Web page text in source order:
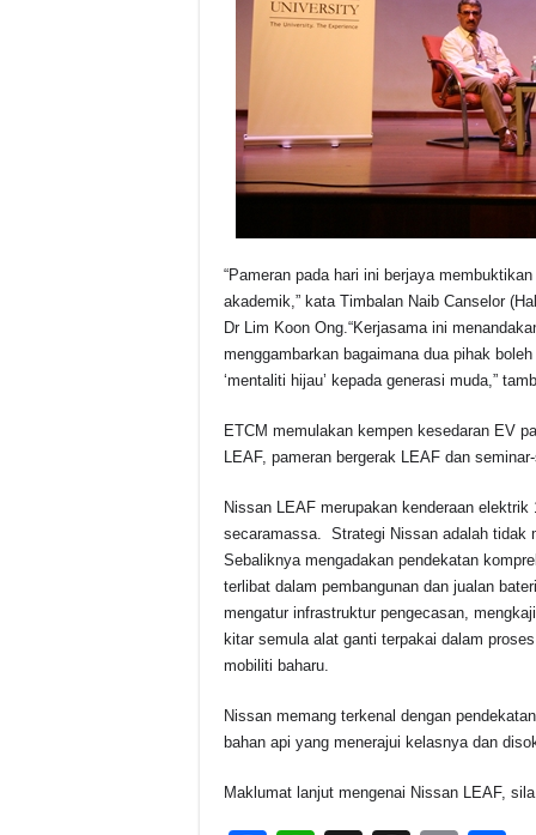
“Pameran pada hari ini berjaya
akademik,” kata Timbalan Naib Canselor
Dr Lim Koon Ong.“Kerjasama ini
menggambarkan bagaimana dua pihak
‘mentaliti hijau’ kepada generasi muda,”
ETCM memulakan kempen kesedaran EV
LEAF, pameran bergerak LEAF dan
Nissan LEAF merupakan kenderaan
secaramassa. Strategi Nissan adalah tidak
Sebaliknya mengadakan pendekatan
terlibat dalam pembangunan dan jualan
mengatur infrastruktur pengecasan,
kitar semula alat ganti terpakai dalam
mobiliti baharu.
Nissan memang terkenal dengan
bahan api yang menerajui kelasnya dan
Maklumat lanjut mengenai Nissan LEAF,